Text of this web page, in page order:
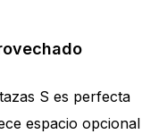
S es perfecta
espacio opcional